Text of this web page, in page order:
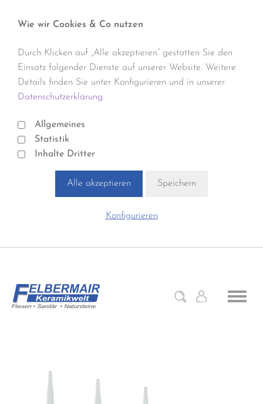
Wie wir Cookies & Co nutzen
Durch Klicken auf „Alle akzeptieren“ gestatten Sie den
Einsatz folgender Dienste auf unserer Website. Weitere
Details finden Sie unter Konfigurieren und in unserer
Datenschutzerklärung.
Allgemeines
Statistik
Inhalte Dritter
Alle akzeptieren Speichern
Konfigurieren